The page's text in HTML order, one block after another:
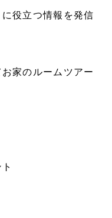
役立つ情報を発信
家のルームツアー